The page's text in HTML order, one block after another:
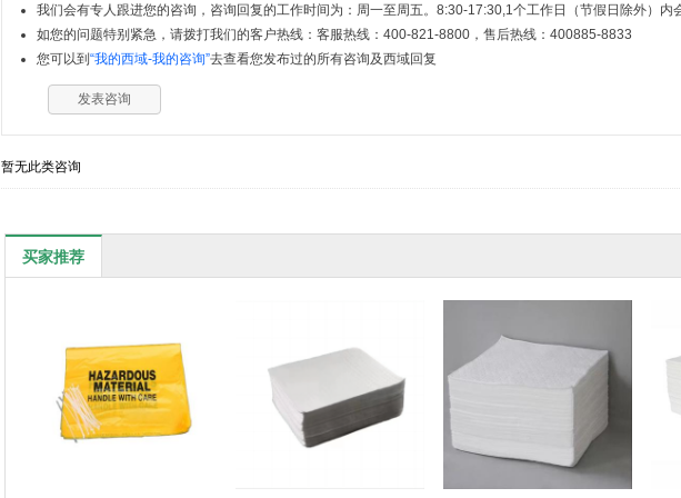
我们会有专人跟进您的咨询，咨询回复的工作时间为：周一至周五。8:30-17:30,1个工作日（节假日除外）内
如您的问题特别紧急，请拨打我们的客户热线：客服热线：400-821-8800，售后热线：400885-8833
您可以到 “我的西域-我的咨询”去查看您发布过的所有咨询及西域回复
发表咨询
暂无此类咨询
买家推荐